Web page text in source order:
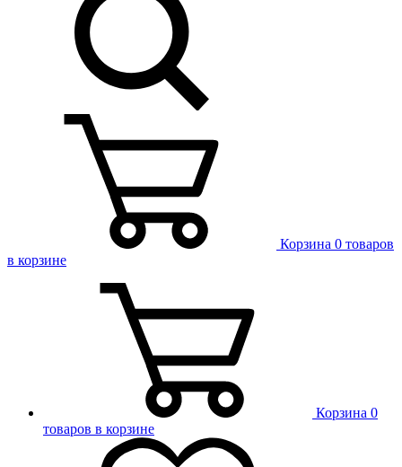
Корзина 0 товаров
в корзине
Корзина 0
товаров в корзине